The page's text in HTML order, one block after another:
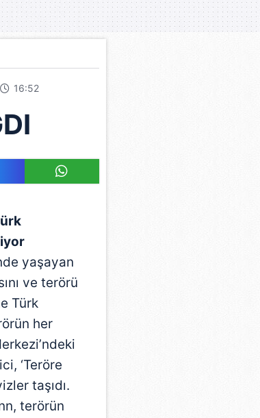
16:52
yaşayan
ve terörü
Türk
her
‘Teröre
taşıdı.
terörün